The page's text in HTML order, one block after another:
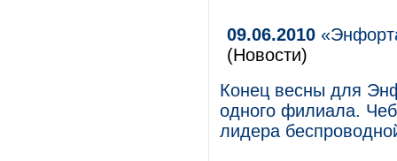
09.06.2010
(Новости)
Конец весны для
одного филиала.
лидера